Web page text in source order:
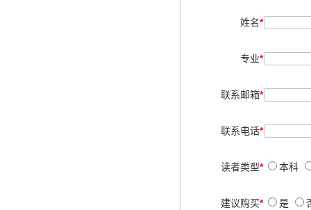
姓名*
专业*
联系邮箱*
联系电话*
读者类型* 本科
建议购买* 是